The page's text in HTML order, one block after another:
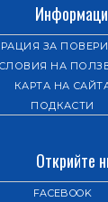
ЗА
НА
КАРТА НА
ПОДКАСТИ
Открийте
FACEBOOK